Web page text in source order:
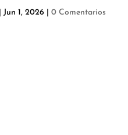
|Jun 1, 2026 |0 Comentarios